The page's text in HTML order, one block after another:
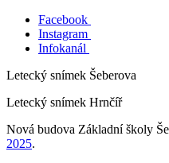
Facebook
Instagram
Infokanál
Letecký snímek Šeberova
Letecký snímek Hrnčíř
Nová budova Základní školy
2025.